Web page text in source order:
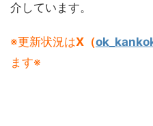
介しています。
※更新状況はX（
ます※